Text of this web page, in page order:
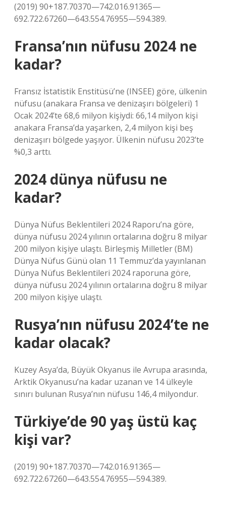
(2019) 90+187.70370—742.016.91365—
692.722.67260—643.554.76955—594.389.
Fransa’nın nüfusu 2024 ne
kadar?
Fransız İstatistik Enstitüsü’ne (INSEE) göre, ülkenin
nüfusu (anakara Fransa ve denizaşırı bölgeleri) 1
Ocak 2024’te 68,6 milyon kişiydi: 66,14 milyon kişi
anakara Fransa’da yaşarken, 2,4 milyon kişi beş
denizaşırı bölgede yaşıyor. Ülkenin nüfusu 2023’te
%0,3 arttı.
2024 dünya nüfusu ne
kadar?
Dünya Nüfus Beklentileri 2024 Raporu’na göre,
dünya nüfusu 2024 yılının ortalarına doğru 8 milyar
200 milyon kişiye ulaştı. Birleşmiş Milletler (BM)
Dünya Nüfus Günü olan 11 Temmuz’da yayınlanan
Dünya Nüfus Beklentileri 2024 raporuna göre,
dünya nüfusu 2024 yılının ortalarına doğru 8 milyar
200 milyon kişiye ulaştı.
Rusya’nın nüfusu 2024’te ne
kadar olacak?
Kuzey Asya’da, Büyük Okyanus ile Avrupa arasında,
Arktik Okyanusu’na kadar uzanan ve 14 ülkeyle
sınırı bulunan Rusya’nın nüfusu 146,4 milyondur.
Türkiye’de 90 yaş üstü kaç
kişi var?
(2019) 90+187.70370—742.016.91365—
692.722.67260—643.554.76955—594.389.